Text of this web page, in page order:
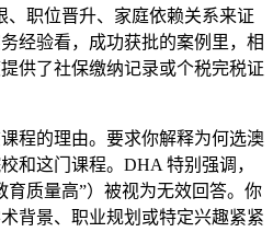
职位晋升、家庭依赖关系来证
经验看，成功获批的案例里，相
供了社保缴纳记录或个税完税证
程的理由。要求你解释为何选澳
和这门课程。DHA 特别强调，
育质量高”）被视为无效回答。你
背景、职业规划或特定兴趣紧紧